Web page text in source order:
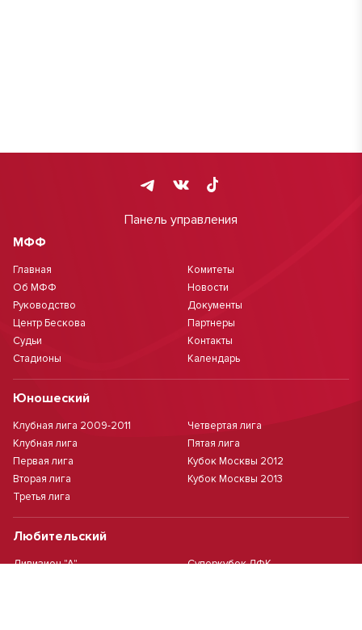
Панель управления
МФФ
Главная
Об МФФ
Руководство
Центр Бескова
Судьи
Стадионы
Комитеты
Новости
Документы
Партнеры
Контакты
Календарь
Юношеский
Клубная лига 2009-2011
Клубная лига
Первая лига
Вторая лига
Третья лига
Четвертая лига
Пятая лига
Кубок Москвы 2012
Кубок Москвы 2013
Любительский
Дивизион "А"
Суперкубок ЛФК